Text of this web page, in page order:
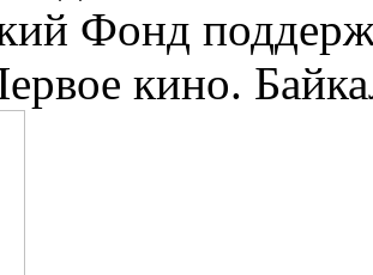
Фонд
кино.